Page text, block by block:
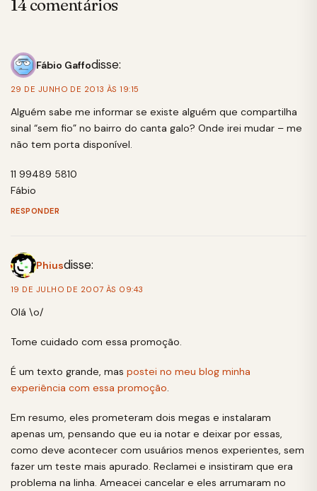
14 comentários
Fábio Gaffodisse:
29 DE JUNHO DE 2013 ÀS 19:15
Alguém sabe me informar se existe alguém que compartilha
sinal “sem fio” no bairro do canta galo? Onde irei mudar – me
não tem porta disponível.
11 99489 5810
Fábio
RESPONDER
Phiusdisse:
19 DE JULHO DE 2007 ÀS 09:43
Olá \o/
Tome cuidado com essa promoção.
É um texto grande, mas postei no meu blog minha
experiência com essa promoção.
Em resumo, eles prometeram dois megas e instalaram
apenas um, pensando que eu ia notar e deixar por essas,
como deve acontecer com usuários menos experientes, sem
fazer um teste mais apurado. Reclamei e insistiram que era
problema na linha. Ameacei cancelar e eles arrumaram no